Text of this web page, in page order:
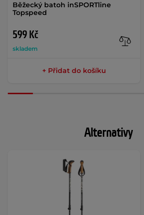
Běžecký batoh inSPORTline
Topspeed
599 Kč
skladem
+ Přidat do košíku
Alternativy